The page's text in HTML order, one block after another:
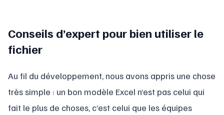
Conseils d’expert pour bien utiliser le
fichier
Au fil du développement, nous avons appris une chose
très simple : un bon modèle Excel n’est pas celui qui
fait le plus de choses, c’est celui que les équipes